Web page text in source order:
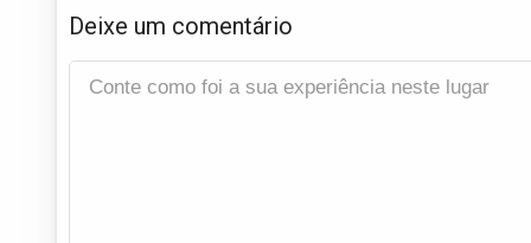
Deixe um comentário